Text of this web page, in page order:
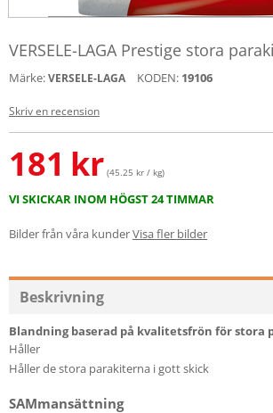
VERSELE-LAGA Prestige stora
Märke:VERSELE-LAGA KODEN: 19106
Skriv en recension
181 kr (45.25 kr / kg)
VI SKICKAR INOM HÖGST 24 TIMMAR
Bilder från våra kunderVisa fler bilder
Beskrivning
Blandning baserad på kvalitetsfrön för stora
Håller
Håller de stora parakiterna i gott skick
SAMmansättning